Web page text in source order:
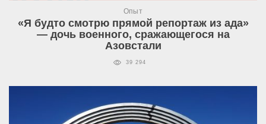
Опыт
«Я будто смотрю прямой репортаж из ада»
— дочь военного, сражающегося на
Азовстали
39 294